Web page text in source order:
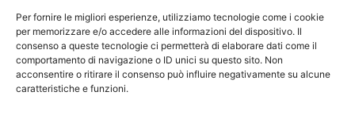
Per fornire le migliori esperienze, utilizziamo tecnologie come i cookie
per memorizzare e/o accedere alle informazioni del dispositivo. Il
consenso a queste tecnologie ci permetterà di elaborare dati come il
comportamento di navigazione o ID unici su questo sito. Non
acconsentire o ritirare il consenso può influire negativamente su alcune
caratteristiche e funzioni.
ma in crescita.L’identificazione di marcatori precoci e
l’evoluzione di trattamenti mirati sono aree chiave di
interesse. Sostenere la ricerca è cruciale per migliorare la
comprensione della malattia e